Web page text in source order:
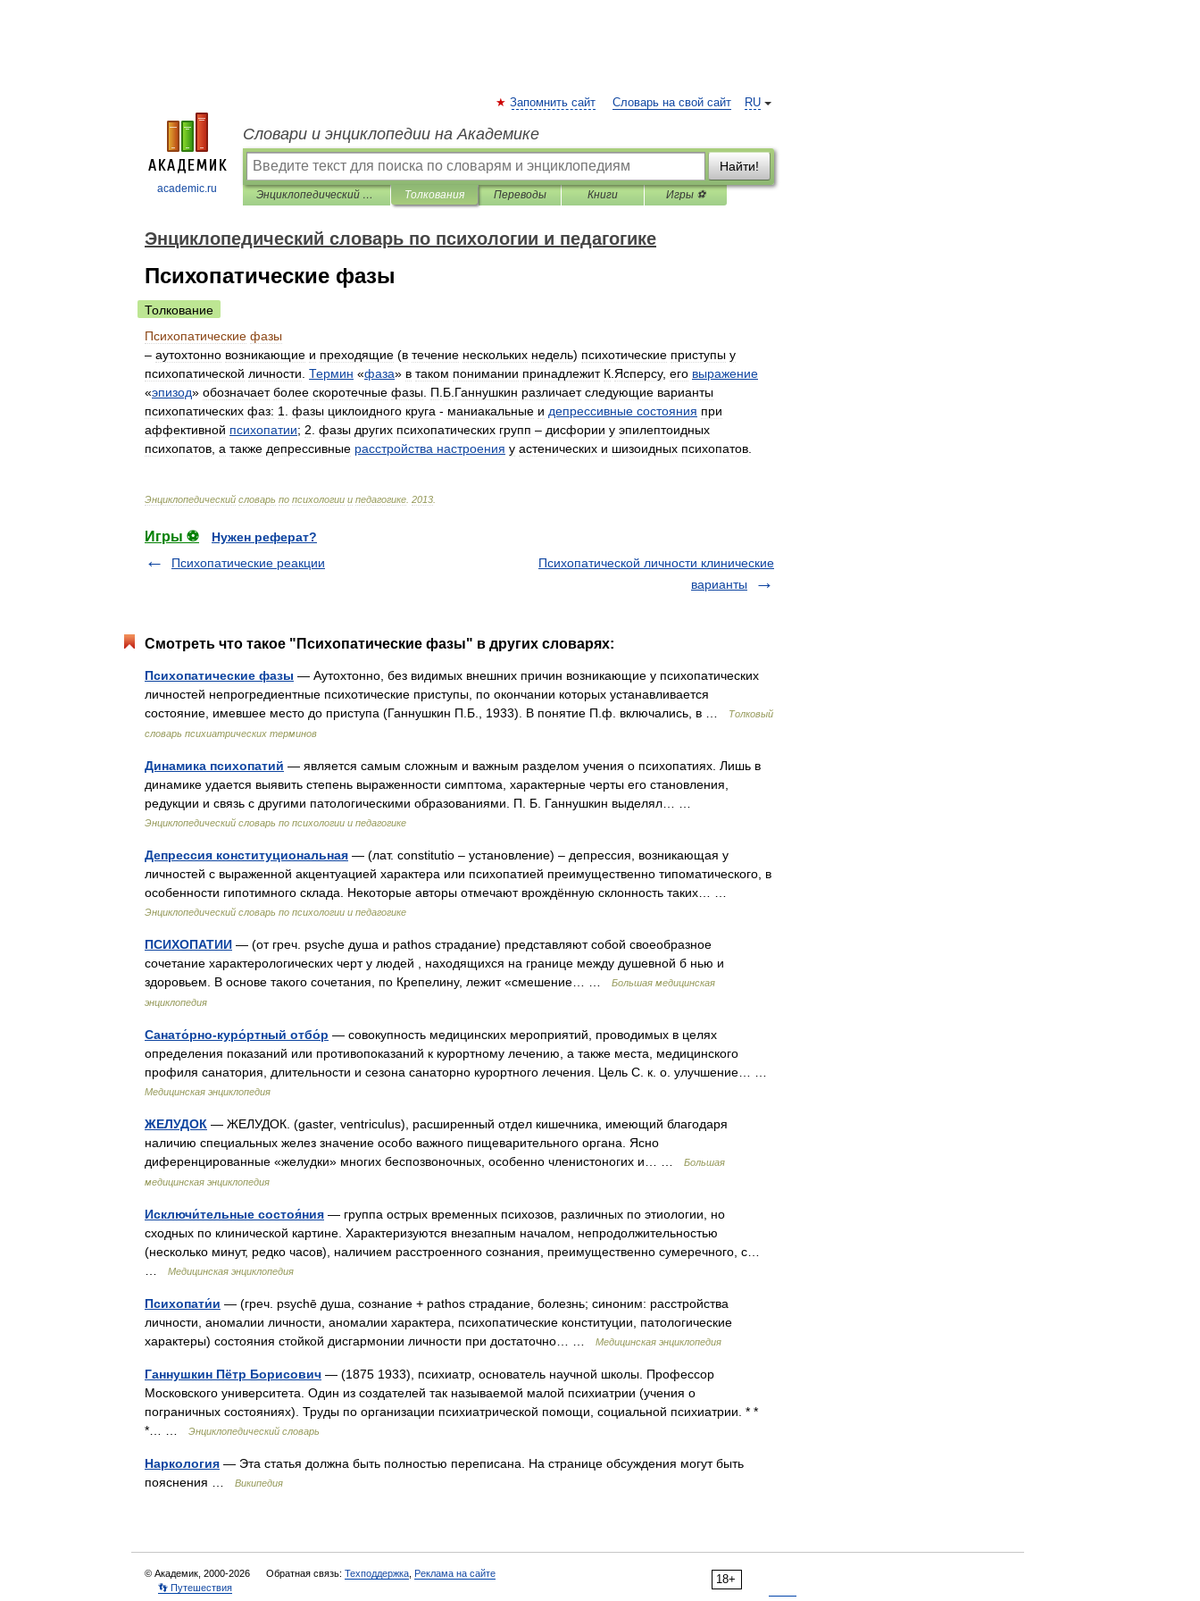
academic.ru
RU
Запомнить сайт Словарь на свой сайт
Словари и энциклопедии на Академике
Найти!
Энциклопедический словарь по психологии и педагогике Толкования Переводы Книги Игры ⚽
Энциклопедический словарь по психологии и педагогике
Психопатические фазы
Толкование
Психопатические фазы
– аутохтонно возникающие и преходящие (в течение нескольких недель) психотические приступы у
психопатической личности Термин «фаза» в таком понимании принадлежит К Ясперсу, его выражение
«эпизод» обозначает более скоротечные фазы П Б Ганнушкин различает следующие варианты
психопатических фаз: 1 фазы циклоидного круга - маниакальные и депрессивные состояния при
аффективной психопатии; 2 фазы других психопатических групп – дисфории у эпилептоидных
психопатов а также депрессивные расстройства настроения у астенических и шизоидных психопатов
Энциклопедический словарь по психологии и педагогике 2013
Игры ⚽
Нужен реферат?
Психопатические реакции
Психопатической личности клинические
варианты
Смотреть что такое "Психопатические фазы" в других словарях:
Психопатические фазы — Аутохтонно, без видимых внешних причин возникающие у психопатических
личностей непрогредиентные психотические приступы, по окончании которых устанавливается
состояние, имевшее место до приступа (Ганнушкин П.Б., 1933). В понятие П.ф. включались, в …
Толковый
словарь психиатрических терминов
Динамика психопатий — является самым сложным и важным разделом учения о психопатиях. Лишь в
динамике удается выявить степень выраженности симптома, характерные черты его становления,
редукции и связь с другими патологическими образованиями. П. Б. Ганнушкин выделял… …
Энциклопедический словарь по психологии и педагогике
Депрессия конституциональная — (лат. constitutio – установление) – депрессия, возникающая у
личностей с выраженной акцентуацией характера или психопатией преимущественно типоматического, в
особенности гипотимного склада. Некоторые авторы отмечают врождённую склонность таких… …
Энциклопедический словарь по психологии и педагогике
ПСИХОПАТИИ — (от греч. psyche душа и pathos страдание) представляют собой своеобразное
сочетание характерологических черт у людей , находящихся на границе между душевной б нью и
здоровьем. В основе такого сочетания, по Крепелину, лежит «смешение… …
Большая медицинская
энциклопедия
Санато́рно-куро́ртный отбо́р — совокупность медицинских мероприятий, проводимых в целях
определения показаний или противопоказаний к курортному лечению, а также места, медицинского
профиля санатория, длительности и сезона санаторно курортного лечения. Цель С. к. о. улучшение… …
Медицинская энциклопедия
ЖЕЛУДОК — ЖЕЛУДОК. (gaster, ventriculus), расширенный отдел кишечника, имеющий благодаря
наличию специальных желез значение особо важного пищеварительного органа. Ясно
диференцированные «желудки» многих беспозвоночных, особенно членистоногих и… …
Большая
медицинская энциклопедия
Исключи́тельные состоя́ния — группа острых временных психозов, различных по этиологии, но
сходных по клинической картине. Характеризуются внезапным началом, непродолжительностью
(несколько минут, редко часов), наличием расстроенного сознания, преимущественно сумеречного, с…
Медицинская энциклопедия
Психопати́и — (греч. psychē душа, сознание + pathos страдание, болезнь; синоним: расстройства
личности, аномалии личности, аномалии характера, психопатические конституции, патологические
характеры) состояния стойкой дисгармонии личности при достаточно… …
Медицинская энциклопедия
Ганнушкин Пётр Борисович — (1875 1933), психиатр, основатель научной школы. Профессор
Московского университета. Один из создателей так называемой малой психиатрии (учения о
пограничных состояниях). Труды по организации психиатрической помощи, социальной психиатрии. * *
*… …
Энциклопедический словарь
Наркология — Эта статья должна быть полностью переписана. На странице обсуждения могут быть
пояснения …
Википедия
18+
© Академик, 2000-2026 Обратная связь: Техподдержка Реклама на сайте
👣 Путешествия